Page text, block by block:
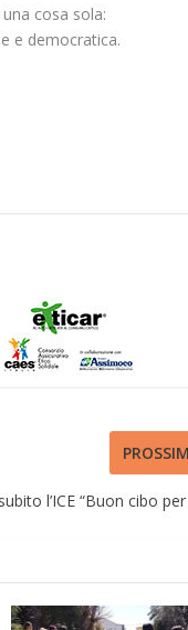
cosa sola:
e democratica.
l’ICE “Buon cibo